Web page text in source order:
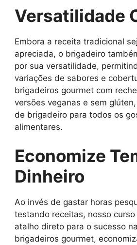
Versatilidade
Embora a receita tradicional
apreciada, o brigadeiro
por sua versatilidade,
variações de sabores e
brigadeiros gourmet com
versões veganas e sem
de brigadeiro para todos os
alimentares.
Economize
Dinheiro
Ao invés de gastar horas
testando receitas, nosso
atalho direto para o sucesso
brigadeiros gourmet,